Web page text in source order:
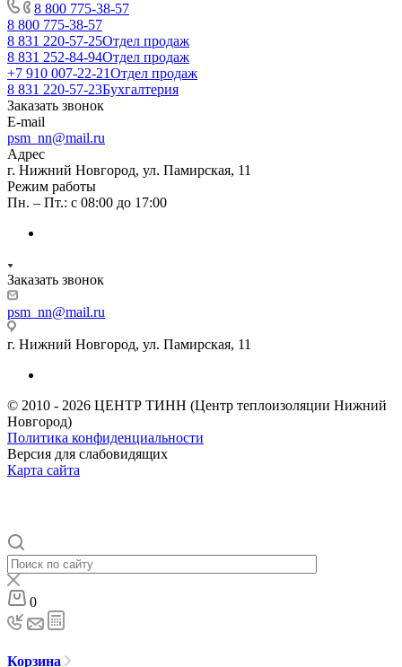
8 800 775-38-57
8 800 775-38-57
8 831 220-57-25Отдел продаж
8 831 252-84-94Отдел продаж
+7 910 007-22-21Отдел продаж
8 831 220-57-23Бухгалтерия
Заказать звонок
E-mail
psm_nn@mail.ru
Адрес
г. Нижний Новгород, ул. Памирская, 11
Режим работы
Пн. – Пт.: с 08:00 до 17:00
Заказать звонок
psm_nn@mail.ru
г. Нижний Новгород, ул. Памирская, 11
© 2010 - 2026 ЦЕНТР ТИНН (Центр теплоизоляции Нижний
Новгород)
Политика конфиденциальности
Версия для слабовидящих
Карта сайта
0
Корзина